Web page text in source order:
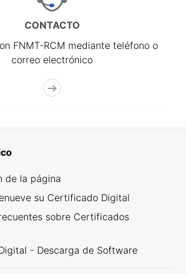
CONTACTO
FNMT-RCM mediante teléfono o
correo electrónico
de la página
su Certificado Digital
sobre Certificados
- Descarga de Software